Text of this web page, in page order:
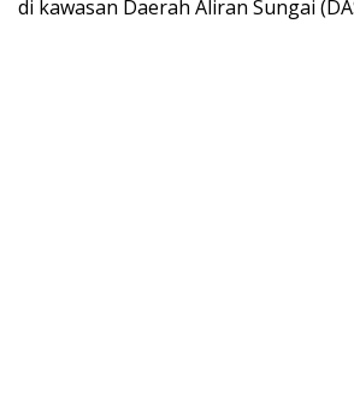
di kawasan Daerah Aliran Sungai